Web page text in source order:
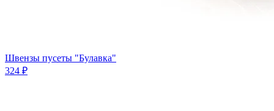
Швензы пусеты "Булавка"
324 ₽